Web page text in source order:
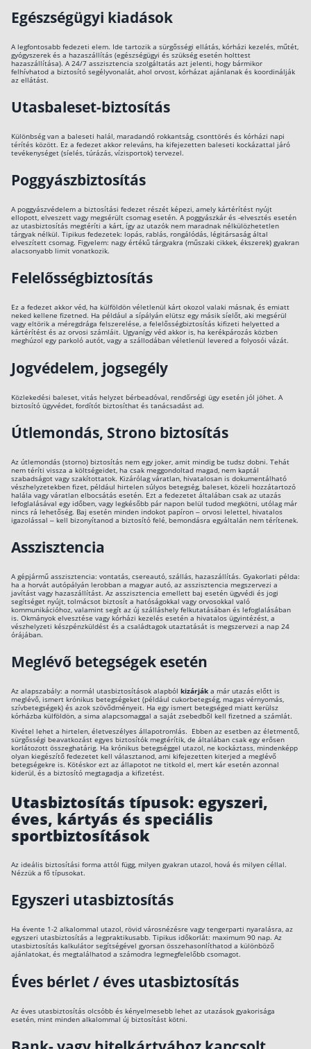
Egészségügyi kiadások
A legfontosabb fedezeti elem. Ide tartozik a sürgősségi ellátás, kórházi kezelés, műtét,
gyógyszerek és a hazaszállítás (egészségügyi és szükség esetén holttest
hazaszállítása). A 24/7 asszisztencia szolgáltatás azt jelenti, hogy bármikor
felhívhatod a biztosító segélyvonalát, ahol orvost, kórházat ajánlanak és koordinálják
az ellátást.
Utasbaleset-biztosítás
Különbség van a baleseti halál, maradandó rokkantság, csonttörés és kórházi napi
térítés között. Ez a fedezet akkor releváns, ha kifejezetten baleseti kockázattal járó
tevékenységet (síelés, túrázás, vízisportok) tervezel.
Poggyászbiztosítás
A poggyászvédelem a biztosítási fedezet részét képezi, amely kártérítést nyújt
ellopott, elveszett vagy megsérült csomag esetén. A poggyászkár és -elvesztés esetén
az utasbiztosítás megtéríti a kárt, így az utazók nem maradnak nélkülözhetetlen
tárgyak nélkül. Tipikus fedezetek: lopás, rablás, rongálódás, légitársaság által
elveszített csomag. Figyelem: nagy értékű tárgyakra (műszaki cikkek, ékszerek) gyakran
alacsonyabb limit vonatkozik.
Felelősségbiztosítás
Ez a fedezet akkor véd, ha külföldön véletlenül kárt okozol valaki másnak, és emiatt
neked kellene fizetned. Ha például a sípályán elütsz egy másik síelőt, aki megsérül
vagy eltörik a méregdrága felszerelése, a felelősségbiztosítás kifizeti helyetted a
kártérítést és az orvosi számláit. Ugyanígy véd akkor is, ha kerékpározás közben
meghúzol egy parkoló autót, vagy a szállodában véletlenül levered a folyosói vázát.
Jogvédelem, jogsegély
Közlekedési baleset, vitás helyzet bérbeadóval, rendőrségi ügy esetén jól jöhet. A
biztosító ügyvédet, fordítót biztosíthat és tanácsadást ad.
Útlemondás, Strono biztosítás
Az útlemondás (storno) biztosítás nem egy joker, amit mindig be tudsz dobni. Tehát
nem téríti vissza a költségeidet, ha csak meggondoltad magad, nem kaptál
szabadságot vagy szakítottatok. Kizárólag váratlan, hivatalosan is dokumentálható
vészhelyzetekben fizet, például hirtelen súlyos betegség, baleset, közeli hozzátartozó
halála vagy váratlan elbocsátás esetén. Ezt a fedezetet általában csak az utazás
lefoglalásával egy időben, vagy legkésőbb pár napon belül tudod megkötni, utólag már
nincs rá lehetőség. Baj esetén minden indokot papíron – orvosi lelettel, hivatalos
igazolással – kell bizonyítanod a biztosító felé, bemondásra egyáltalán nem térítenek.
Asszisztencia
A gépjármű asszisztencia: vontatás, csereautó, szállás, hazaszállítás. Gyakorlati példa:
ha a horvát autópályán lerobban a magyar autó, az asszisztencia megszervezi a
javítást vagy hazaszállítást. Az asszisztencia emellett baj esetén ügyvédi és jogi
segítséget nyújt, tolmácsot biztosít a hatóságokkal vagy orvosokkal való
kommunikációhoz, valamint segít az új szálláshely felkutatásában és lefoglalásában
is. Okmányok elvesztése vagy kórházi kezelés esetén a hivatalos ügyintézést, a
vészhelyzeti készpénzküldést és a családtagok utaztatását is megszervezi a nap 24
órájában.
Meglévő betegségek esetén
Az alapszabály: a normál utasbiztosítások alapból kizárják a már utazás előtt is
meglévő, ismert krónikus betegségeket (például cukorbetegség, magas vérnyomás,
szívbetegségek) és azok szövődményeit. Ha egy ismert betegséged miatt kerülsz
kórházba külföldön, a sima alapcsomaggal a saját zsebedből kell fizetned a számlát.
Kivétel lehet a hirtelen, életveszélyes állapotromlás. Ebben az esetben az életmentő,
sürgősségi beavatkozást egyes biztosítók megtérítik, de általában csak egy erősen
korlátozott összeghatárig. Ha krónikus betegséggel utazol, ne kockáztass, mindenképp
olyan kiegészítő fedezetet kell választanod, ami kifejezetten kiterjed a meglévő
betegségekre is. Kötéskor ezt az állapotot ne titkold el, mert kár esetén azonnal
kiderül, és a biztosító megtagadja a kifizetést.
Utasbiztosítás típusok: egyszeri,
éves, kártyás és speciális
sportbiztosítások
Az ideális biztosítási forma attól függ, milyen gyakran utazol, hová és milyen céllal.
Nézzük a fő típusokat.
Egyszeri utasbiztosítás
Ha évente 1-2 alkalommal utazol, rövid városnézésre vagy tengerparti nyaralásra, az
egyszeri utasbiztosítás a legpraktikusabb. Tipikus időkorlát: maximum 90 nap. Az
utasbiztosítás kalkulátor segítségével gyorsan összehasonlíthatod a különböző
ajánlatokat, és megtalálhatod a számodra legmegfelelőbb csomagot.
Éves bérlet / éves utasbiztosítás
Az éves utasbiztosítás olcsóbb és kényelmesebb lehet az utazások gyakorisága
esetén, mint minden alkalommal új biztosítást kötni.